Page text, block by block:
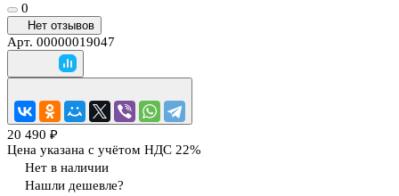
0
Нет отзывов
Арт. 00000019047
20 490 ₽
Цена указана с учётом НДС 22%
Нет в наличии
Нашли дешевле?